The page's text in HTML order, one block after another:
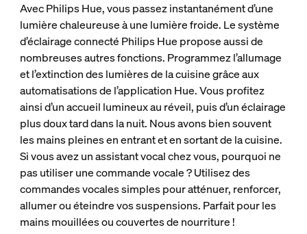
Avec Philips Hue, vous passez instantanément d’une
lumière chaleureuse à une lumière froide. Le système
d’éclairage connecté Philips Hue propose aussi de
nombreuses autres fonctions. Programmez l’allumage
et l’extinction des lumières de la cuisine grâce aux
automatisations de l’application Hue. Vous profitez
ainsi d’un accueil lumineux au réveil, puis d’un éclairage
plus doux tard dans la nuit. Nous avons bien souvent
les mains pleines en entrant et en sortant de la cuisine.
Si vous avez un assistant vocal chez vous, pourquoi ne
pas utiliser une commande vocale ? Utilisez des
commandes vocales simples pour atténuer, renforcer,
allumer ou éteindre vos suspensions. Parfait pour les
mains mouillées ou couvertes de nourriture !